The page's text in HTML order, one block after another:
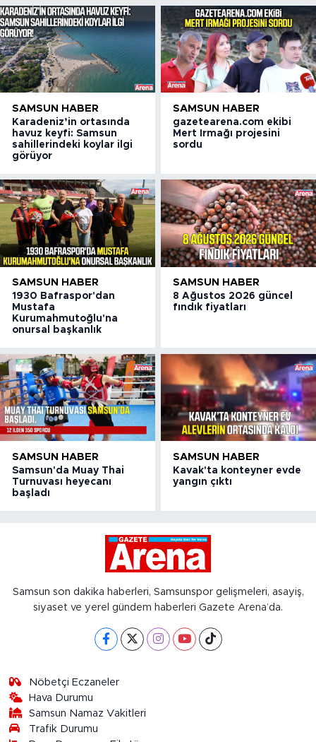
SAMSUN HABER
Karadeniz’in ortasında
havuz keyfi: Samsun
sahillerindeki koylar ilgi
görüyor
SAMSUN HABER
gazetearena.com ekibi
Mert Irmağı projesini
sordu
SAMSUN HABER
1930 Bafraspor'dan
Mustafa
Kurumahmutoğlu'na
onursal başkanlık
SAMSUN HABER
8 Ağustos 2026 güncel
fındık fiyatları
SAMSUN HABER
Samsun'da Muay Thai
Turnuvası heyecanı
başladı
SAMSUN HABER
Kavak'ta konteyner evde
yangın çıktı
Samsun son dakika haberleri, Samsunspor gelişmeleri, asayiş,
siyaset ve yerel gündem haberleri Gazete Arena’da.
Nöbetçi Eczaneler
Hava Durumu
Samsun Namaz Vakitleri
Trafik Durumu